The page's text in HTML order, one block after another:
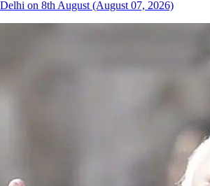
on 8th August (August 07, 2026)